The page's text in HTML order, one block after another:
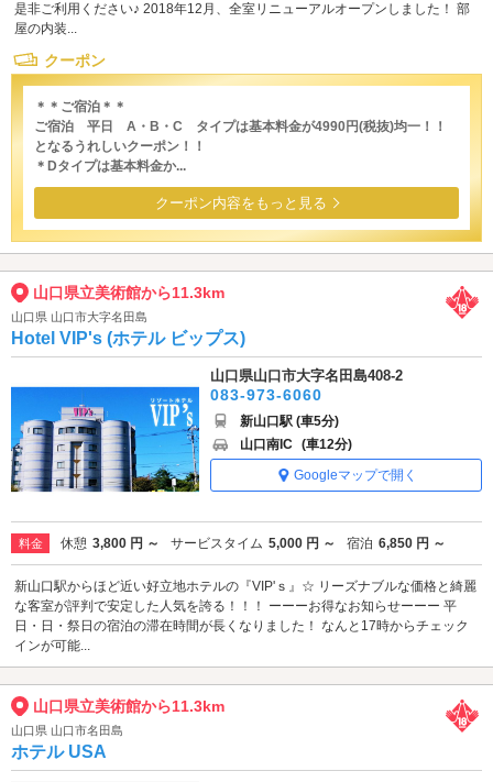
是非ご利用ください♪ 2018年12月、全室リニューアルオープンしました！ 部
屋の内装...
クーポン
＊＊ご宿泊＊＊
ご宿泊 平日 A・B・C タイプは基本料金が4990円(税抜)均一！！
となるうれしいクーポン！！
＊Dタイプは基本料金か...
クーポン内容をもっと見る
山口県立美術館から11.3km
山口県 山口市大字名田島
Hotel VIP's (ホテル ビップス)
山口県山口市大字名田島408-2
083-973-6060
新山口駅 (車5分)
山口南IC (車12分)
Googleマップで開く
料金 休憩 3,800 円 ～ サービスタイム 5,000 円 ～ 宿泊 6,850 円 ～
新山口駅からほど近い好立地ホテルの『VIP'ｓ』☆ リーズナブルな価格と綺麗
な客室が評判で安定した人気を誇る！！！ ーーーお得なお知らせーーー 平
日・日・祭日の宿泊の滞在時間が長くなりました！ なんと17時からチェック
インが可能...
山口県立美術館から11.3km
山口県 山口市名田島
ホテル USA